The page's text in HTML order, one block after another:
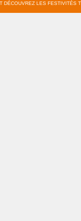
DÉCOUVREZ LES FESTIVITÉS